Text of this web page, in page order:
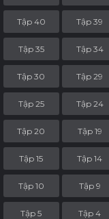
Tập 40 Tập 39
Tập 35 Tập 34
Tập 30 Tập 29
Tập 25 Tập 24
Tập 20 Tập 19
Tập 15 Tập 14
Tập 10 Tập 9
Tập 5 Tập 4